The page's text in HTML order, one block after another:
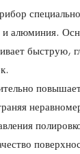
и алюминия.
быструю,